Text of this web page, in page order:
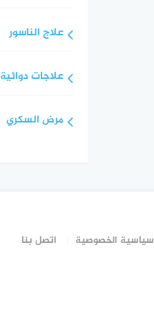
علاج الناسور
علاجات دوائية
مرض السكري
سياسية الخصوصية اتصل بنا